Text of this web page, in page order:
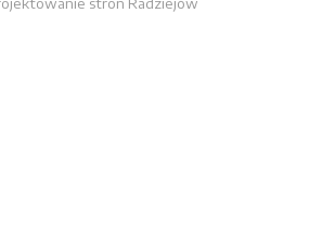
stron Radziejów